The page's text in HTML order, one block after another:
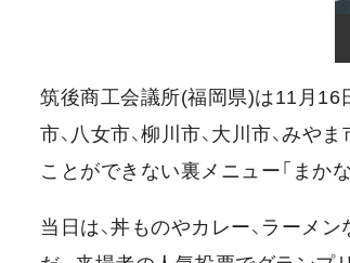
筑後商工会議所(福岡県)は11月16
市、八女市、柳川市、大川市、み
ことができない裏メニュー「まか
当日は、丼ものやカレー、ラーメ